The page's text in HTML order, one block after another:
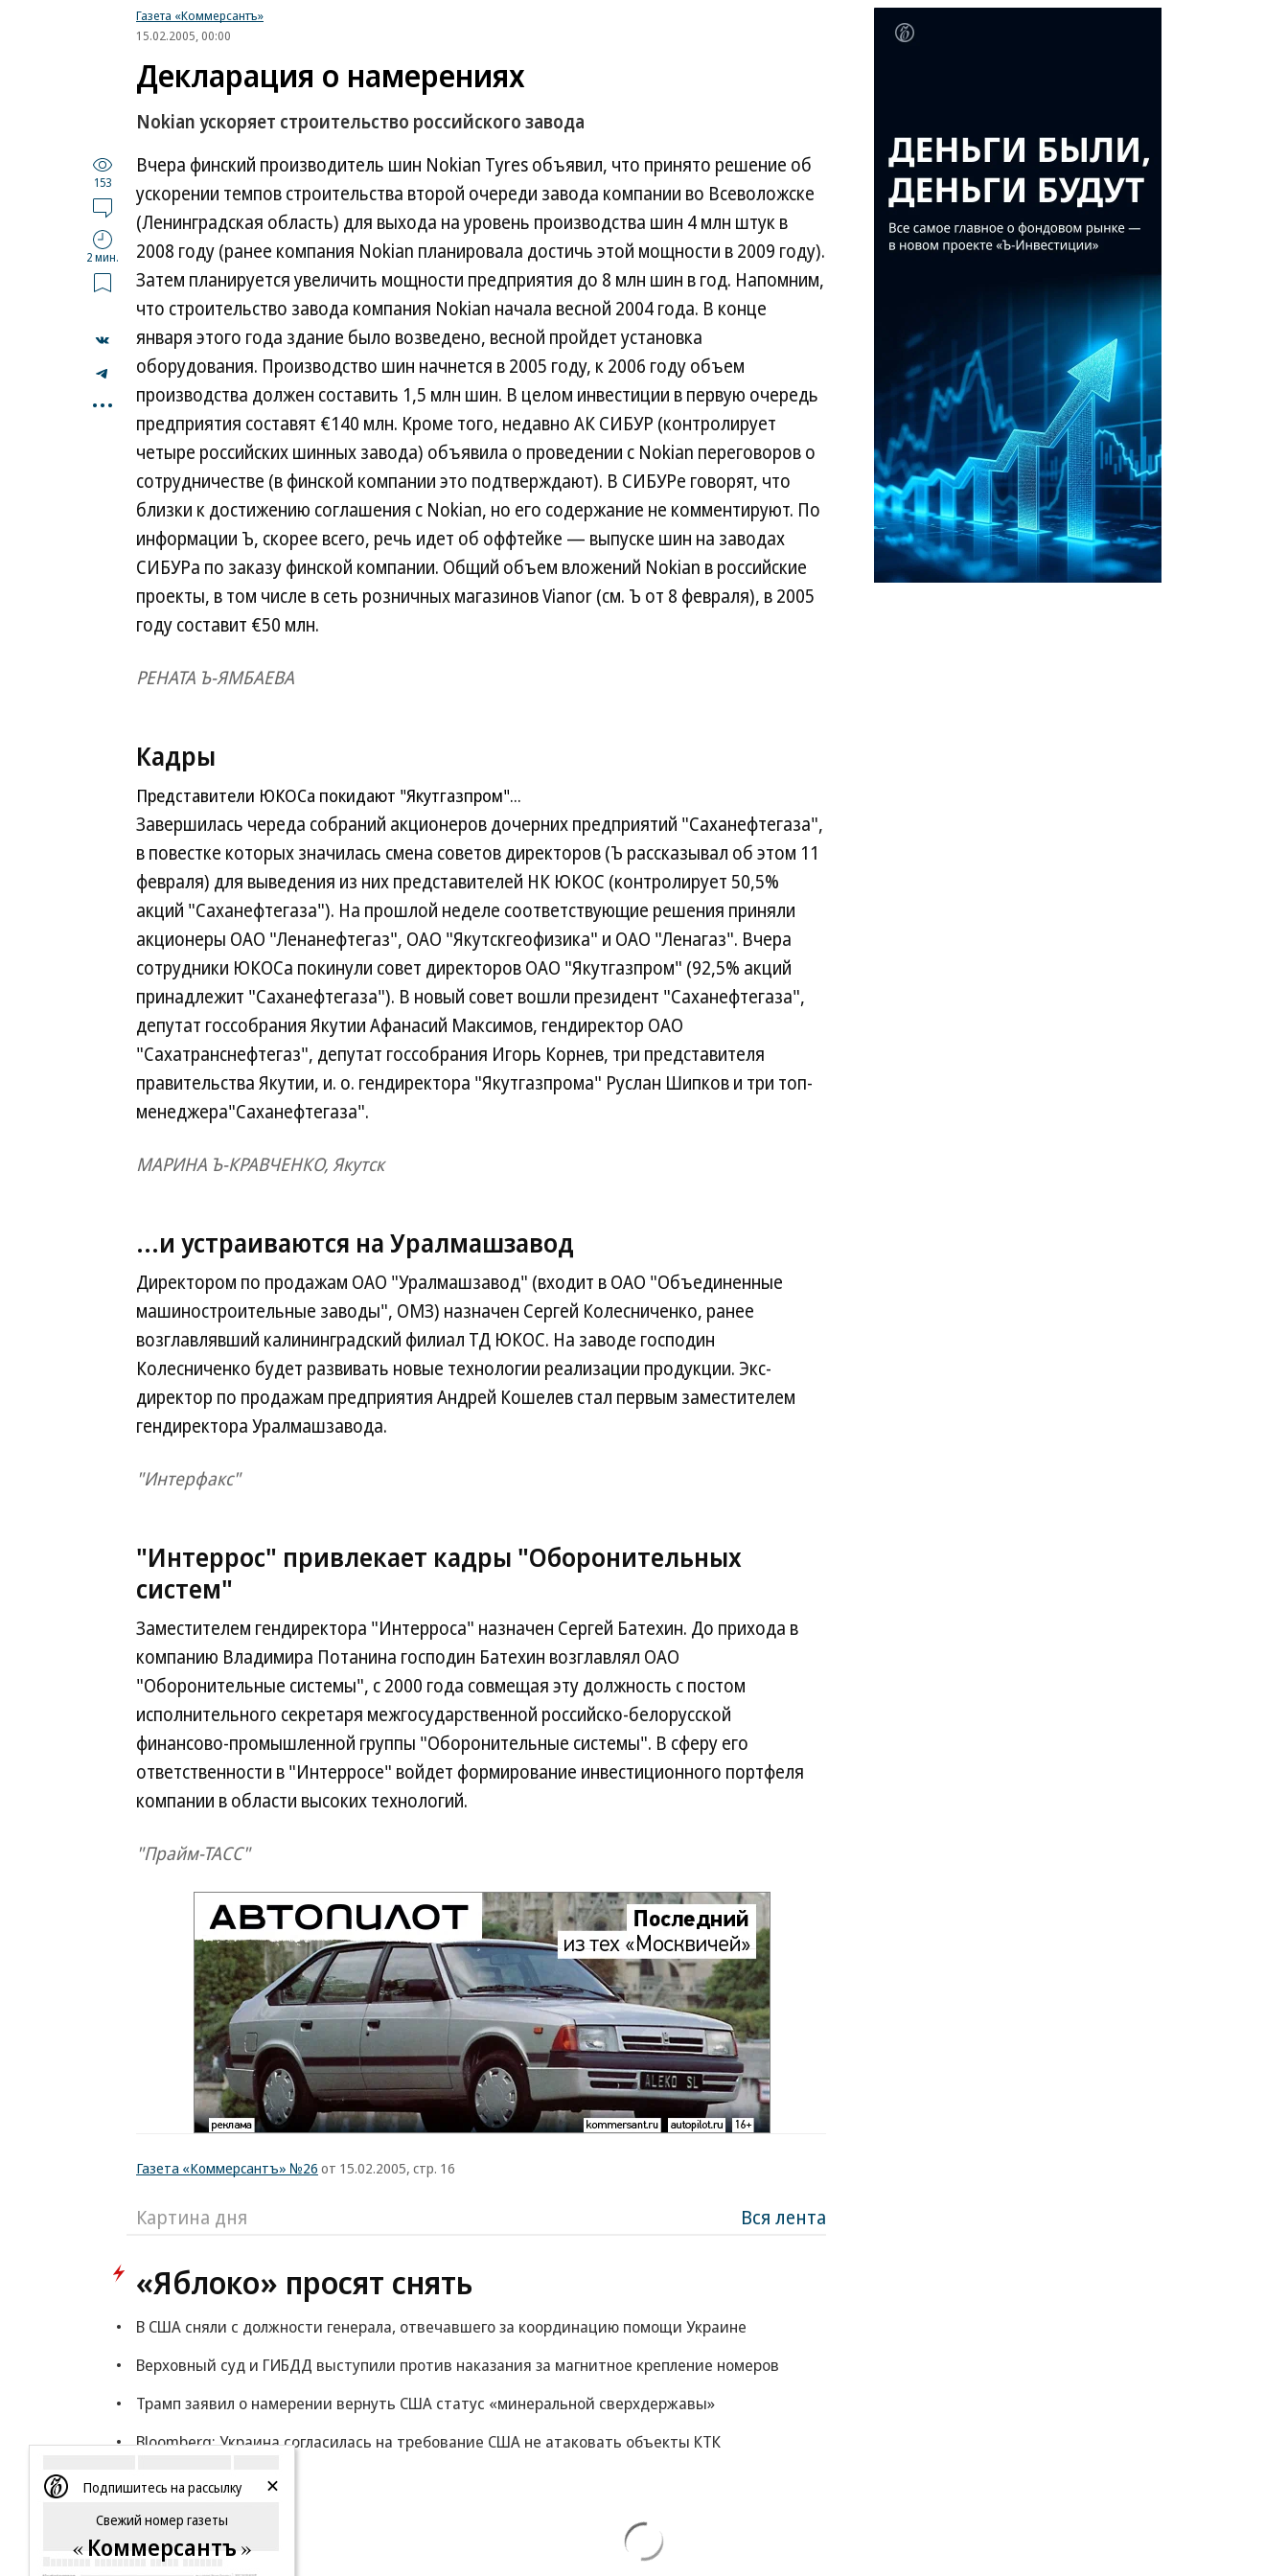
Газета «Коммерсантъ»
15.02.2005, 00:00
Декларация о намерениях
Nokian ускоряет строительство российского завода
153
2 мин.
...
Вчера финский производитель шин Nokian Tyres объявил, что принято решение об
ускорении темпов строительства второй очереди завода компании во Всеволожске
(Ленинградская область) для выхода на уровень производства шин 4 млн штук в
2008 году (ранее компания Nokian планировала достичь этой мощности в 2009 году).
Затем планируется увеличить мощности предприятия до 8 млн шин в год. Напомним,
что строительство завода компания Nokian начала весной 2004 года. В конце
января этого года здание было возведено, весной пройдет установка
оборудования. Производство шин начнется в 2005 году, к 2006 году объем
производства должен составить 1,5 млн шин. В целом инвестиции в первую очередь
предприятия составят €140 млн. Кроме того, недавно АК СИБУР (контролирует
четыре российских шинных завода) объявила о проведении с Nokian переговоров о
сотрудничестве (в финской компании это подтверждают). В СИБУРе говорят, что
близки к достижению соглашения с Nokian, но его содержание не комментируют. По
информации Ъ, скорее всего, речь идет об оффтейке — выпуске шин на заводах
СИБУРа по заказу финской компании. Общий объем вложений Nokian в российские
проекты, в том числе в сеть розничных магазинов Vianor (см. Ъ от 8 февраля), в 2005
году составит €50 млн.
РЕНАТА Ъ-ЯМБАЕВА
Кадры
Представители ЮКОСа покидают "Якутгазпром"...
Завершилась череда собраний акционеров дочерних предприятий "Саханефтегаза",
в повестке которых значилась смена советов директоров (Ъ рассказывал об этом 11
февраля) для выведения из них представителей НК ЮКОС (контролирует 50,5%
акций "Саханефтегаза"). На прошлой неделе соответствующие решения приняли
акционеры ОАО "Ленанефтегаз", ОАО "Якутскгеофизика" и ОАО "Ленагаз". Вчера
сотрудники ЮКОСа покинули совет директоров ОАО "Якутгазпром" (92,5% акций
принадлежит "Саханефтегаза"). В новый совет вошли президент "Саханефтегаза",
депутат госсобрания Якутии Афанасий Максимов, гендиректор ОАО
"Сахатранснефтегаз", депутат госсобрания Игорь Корнев, три представителя
правительства Якутии, и. о. гендиректора "Якутгазпрома" Руслан Шипков и три топ-
менеджера"Саханефтегаза".
МАРИНА Ъ-КРАВЧЕНКО, Якутск
...и устраиваются на Уралмашзавод
Директором по продажам ОАО "Уралмашзавод" (входит в ОАО "Объединенные
машиностроительные заводы", ОМЗ) назначен Сергей Колесниченко, ранее
возглавлявший калининградский филиал ТД ЮКОС. На заводе господин
Колесниченко будет развивать новые технологии реализации продукции. Экс-
директор по продажам предприятия Андрей Кошелев стал первым заместителем
гендиректора Уралмашзавода.
"Интерфакс"
"Интеррос" привлекает кадры "Оборонительных
систем"
Заместителем гендиректора "Интерроса" назначен Сергей Батехин. До прихода в
компанию Владимира Потанина господин Батехин возглавлял ОАО
"Оборонительные системы", с 2000 года совмещая эту должность с постом
исполнительного секретаря межгосударственной российско-белорусской
финансово-промышленной группы "Оборонительные системы". В сферу его
ответственности в "Интерросе" войдет формирование инвестиционного портфеля
компании в области высоких технологий.
"Прайм-ТАСС"
Газета «Коммерсантъ» №26 от 15.02.2005, стр. 16
Картина дня Вся лента
«Яблоко» просят снять
В США сняли с должности генерала, отвечавшего за координацию помощи Украине
Верховный суд и ГИБДД выступили против наказания за магнитное крепление номеров
Трамп заявил о намерении вернуть США статус «минеральной сверхдержавы»
Bloomberg: Украина согласилась на требование США не атаковать объекты КТК
Подпишитесь на рассылку
Свежий номер газеты
Коммерсантъ